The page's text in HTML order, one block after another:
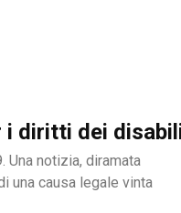
i diritti dei
Una notizia, diramata
una causa legale vinta